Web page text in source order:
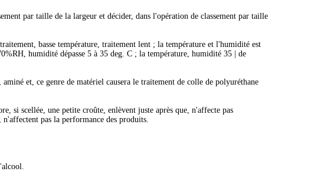
par taille de la largeur et décider, dans l'opération de classement par taille
basse température, traitement lent ; la température et l'humidité est
humidité dépasse 5 à 35 deg. C ; la température, humidité 35 | de
et, ce genre de matériel causera le traitement de colle de polyuréthane
si scellée, une petite croûte, enlèvent juste après que, n'affecte pas
pas la performance des produits.